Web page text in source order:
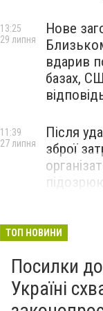
Нове
вдарив
базах,
13:25
29 липня
Після
зброї
11:39
27 липня
ТОП НОВИНИ
Посилки
Україні